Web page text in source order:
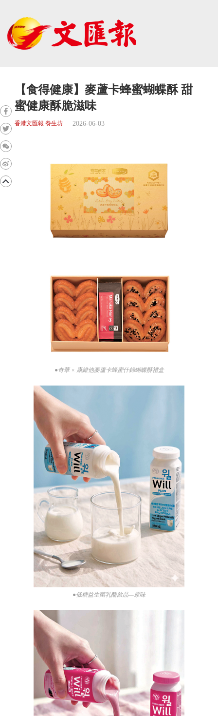
【食得健康】麥蘆卡蜂蜜蝴蝶酥 甜
蜜健康酥脆滋味
香港文匯報 養生坊 2026-06-03
●奇華 × 康維他麥蘆卡蜂蜜什錦蝴蝶酥禮盒
●低糖益生菌乳酪飲品—原味